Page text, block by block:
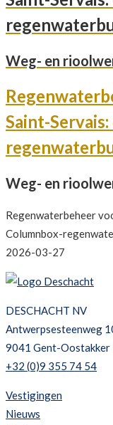
Weg- en
Saint-
Weg- en
Regenwaterbeheer
Columnbox-
2026-03-27
DESCHACHT NV
Antwerpsesteenweg
9041 Gent-Oostakker
+32 (0)9 355 74 54
Vestigingen
Nieuws